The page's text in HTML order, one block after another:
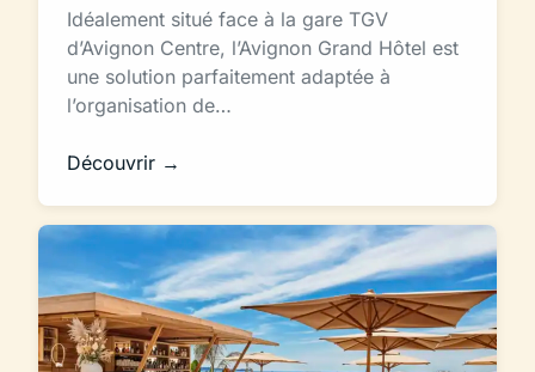
Idéalement situé face à la gare TGV
d’Avignon Centre, l’Avignon Grand Hôtel est
une solution parfaitement adaptée à
l’organisation de…
Découvrir →